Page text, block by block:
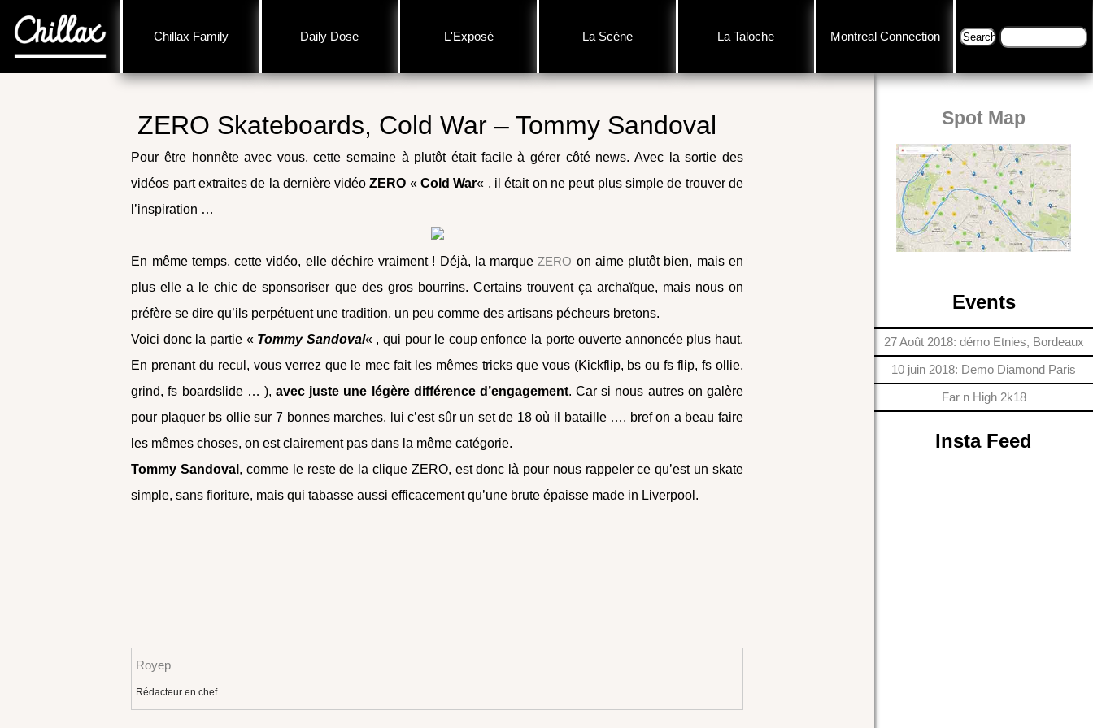
Chillax Family Daily Dose L'Exposé La Scène La Taloche Montreal Connection
ZERO Skateboards, Cold War – Tommy Sandoval
Pour être honnête avec vous, cette semaine à plutôt était facile à gérer côté news. Avec la sortie des
vidéos part extraites de la dernière vidéoZERO «Cold War« , il était on ne peut plus simple de trouver de
l’inspiration …
En même temps, cette vidéo, elle déchire vraiment ! Déjà, la marqueZERO on aime plutôt bien, mais en
plus elle a le chic de sponsoriser que des gros bourrins. Certains trouvent ça archaïque, mais nous on
préfère se dire qu’ils perpétuent une tradition, un peu comme des artisans pécheurs bretons.
Voici donc la partie « Tommy Sandoval« , qui pour le coup enfonce la porte ouverte annoncée plus haut.
En prenant du recul, vous verrez que le mec fait les mêmes tricks que vous (Kickflip, bs ou fs flip, fs ollie,
grind, fs boardslide … ),avec juste une légère différence d’engagement. Car si nous autres on galère
pour plaquer bs ollie sur 7 bonnes marches, lui c’est sûr un set de 18 où il bataille …. bref on a beau faire
les mêmes choses, on est clairement pas dans la même catégorie.
Tommy Sandoval , comme le reste de la clique ZERO, est donc là pour nous rappeler ce qu’est un skate
simple, sans fioriture, mais qui tabasse aussi efficacement qu’une brute épaisse made in Liverpool.
Royep
Rédacteur en chef
Spot Map
Events
27 Août 2018: démo Etnies, Bordeaux
10 juin 2018: Demo Diamond Paris
Far n High 2k18
Insta Feed